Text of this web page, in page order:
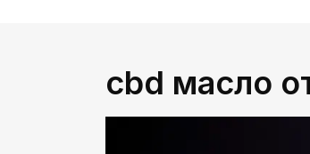
cbd масло